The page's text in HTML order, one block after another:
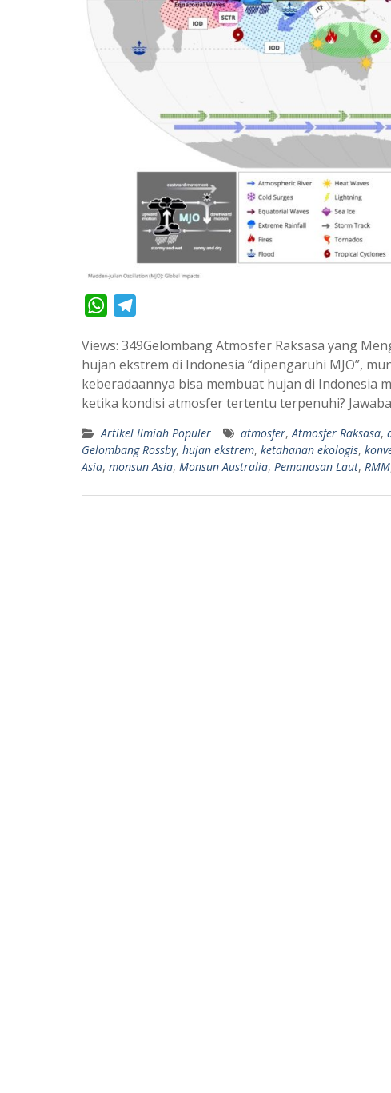
W
a
t
p
p
l
e
a
m
Views: 349Gelombang Atmosfer Raksasa yang
hujan ekstrem di Indonesia “dipengaruhi MJO”,
keberadaannya bisa membuat hujan di Indonesia
ketika kondisi atmosfer tertentu terpenuhi?
Artikel Ilmiah Populer atmosfer,Atmosfer Raksasa,
Gelombang Rossby, hujan ekstrem, ketahanan ekologis,
Asia, monsun Asia, Monsun Australia, Pemanasan Laut, RMM